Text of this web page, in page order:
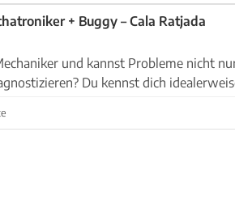
+ Buggy – Cala Ratjada
und kannst Probleme nicht
mit Buggys aus?